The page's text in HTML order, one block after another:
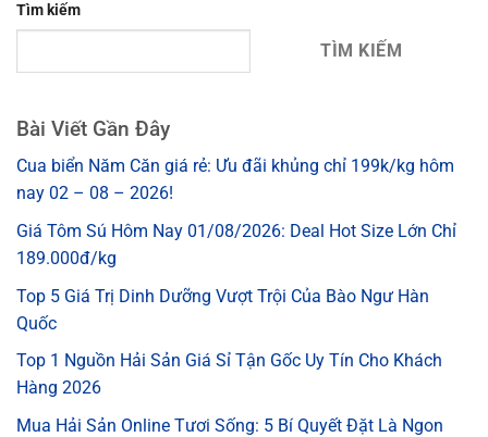
Tìm kiếm
TÌM KIẾM
Bài Viết Gần Đây
Cua biển Năm Căn giá rẻ: Ưu đãi khủng chỉ 199k/kg hôm
nay 02 – 08 – 2026!
Giá Tôm Sú Hôm Nay 01/08/2026: Deal Hot Size Lớn Chỉ
189.000đ/kg
Top 5 Giá Trị Dinh Dưỡng Vượt Trội Của Bào Ngư Hàn
Quốc
Top 1 Nguồn Hải Sản Giá Sỉ Tận Gốc Uy Tín Cho Khách
Hàng 2026
Mua Hải Sản Online Tươi Sống: 5 Bí Quyết Đặt Là Ngon